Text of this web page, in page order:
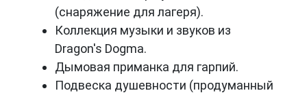
(снаряжение для лагеря).
Коллекция музыки и звуков из
Dragon's Dogma.
Дымовая приманка для гарпий.
Подвеска душевности (продуманный